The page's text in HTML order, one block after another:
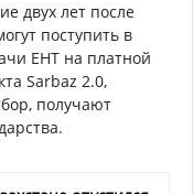
двух лет после
поступить в
ЕНТ на платной
Sarbaz 2.0,
получают